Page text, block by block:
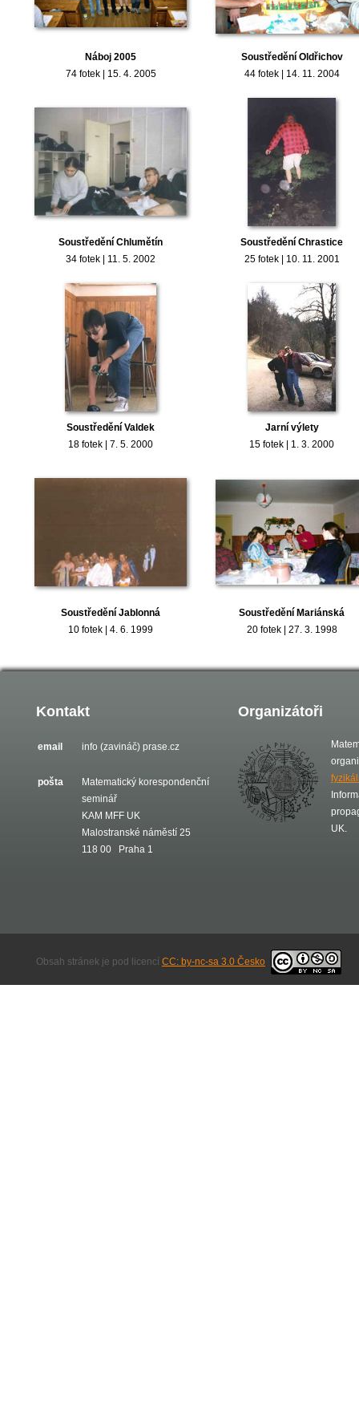
Náboj 2005
74 fotek | 15. 4. 2005
Soustředění Oldřichov
44 fotek | 14. 11. 2004
Soustředění Chlumětín
34 fotek | 11. 5. 2002
Soustředění Chrastice
25 fotek | 10. 11. 2001
Soustředění Valdek
18 fotek | 7. 5. 2000
Jarní výlety
15 fotek | 1. 3. 2000
Soustředění Jablonná
10 fotek | 4. 6. 1999
Soustředění Mariánská
20 fotek | 27. 3. 1998
Kontakt
email info (zavináč) prase.cz
pošta
Matematický korespondenční
seminář
KAM MFF UK
Malostranské náměstí 25
118 00 Praha 1
Organizátoři
UK.
Obsah stránek je pod licencí CC: by-nc-sa 3.0 Česko